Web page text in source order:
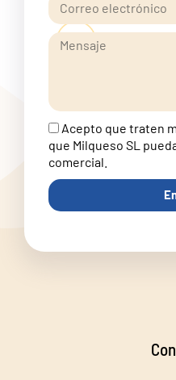
Acepto que traten
que Milqueso SL
comercial.